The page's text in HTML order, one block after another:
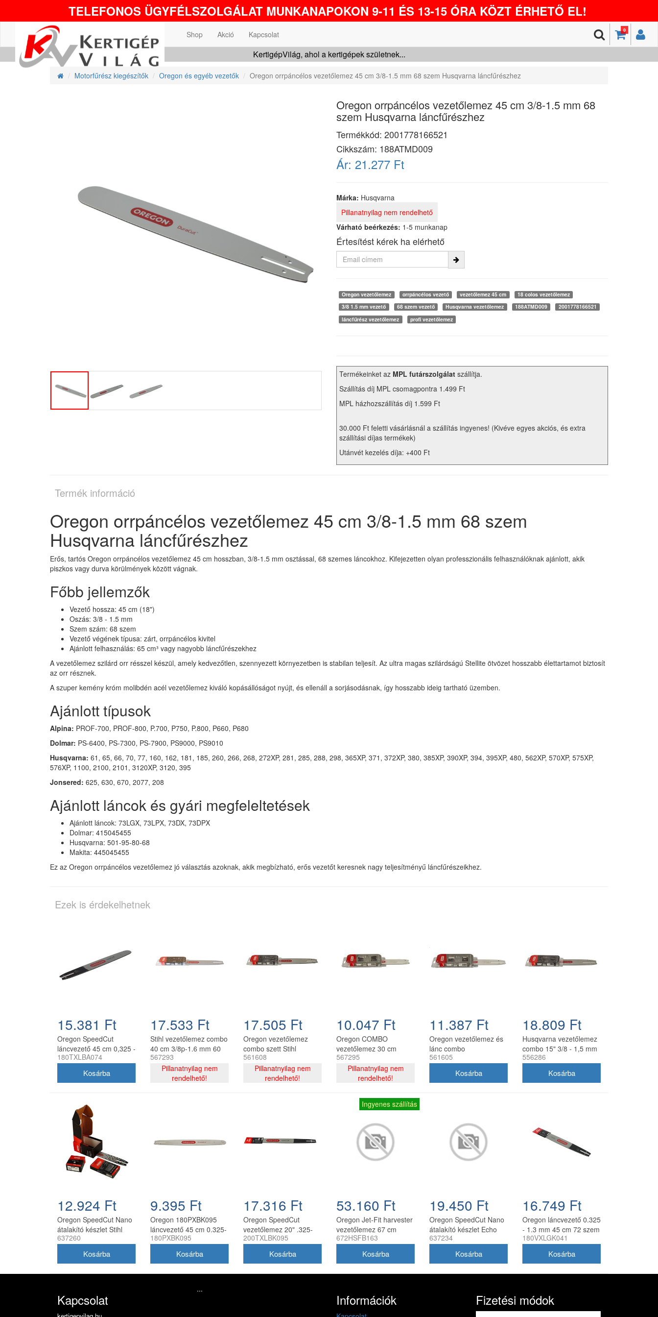
TELEFONOS ÜGYFÉLSZOLGÁLAT MUNKANAPOKON 9-11 ÉS 13-15 ÓRA KÖZT ÉRHETŐ EL!
0
Shop Akció Kapcsolat
KertigépVilág, ahol a kertigépek születnek...
Motorfűrész kiegészítők Oregon és egyéb vezetők Oregon orrpáncélos vezetőlemez 45 cm 3/8-1.5 mm 68 szem Husqvarna láncfűrészhez
Oregon orrpáncélos vezetőlemez 45 cm 3/8-1.5 mm 68
szem Husqvarna láncfűrészhez
Termékkód: 2001778166521
Cikkszám: 188ATMD009
Ár: 21.277 Ft
Márka: Husqvarna
Pillanatnyilag nem rendelhető
Várható beérkezés: 1-5 munkanap
Értesítést kérek ha elérhető
Oregon vezetőlemez orrpáncélos vezető vezetőlemez 45 cm
18 colos vezetőlemez
3/8 1.5 mm vezető
68 szem vezető Husqvarna vezetőlemez 188ATMD009
2001778166521
láncfűrész vezetőlemez
profi vezetőlemez
Termékeinket az MPL futárszolgálat szállítja.
Szállítás díj MPL csomagpontra 1.499 Ft
MPL házhozszállítás díj 1.599 Ft
30.000 Ft feletti vásárlásnál a szállítás ingyenes! (Kivéve egyes akciós, és extra
szállítási díjas termékek)
Utánvét kezelés díja: +400 Ft
Termék információ
Oregon orrpáncélos vezetőlemez 45 cm 3/8-1.5 mm 68 szem
Husqvarna láncfűrészhez
Erős, tartós Oregon orrpáncélos vezetőlemez 45 cm hosszban, 3/8-1.5 mm osztással, 68 szemes láncokhoz. Kifejezetten olyan professzionális felhasználóknak ajánlott, akik
piszkos vagy durva körülmények között vágnak.
Főbb jellemzők
Vezető hossza: 45 cm (18")
Oszás: 3/8 - 1.5 mm
Szem szám: 68 szem
Vezető végének típusa: zárt, orrpáncélos kivitel
Ajánlott felhasználás: 65 cm³ vagy nagyobb láncfűrészekhez
A vezetőlemez szilárd orr résszel készül, amely kedvezőtlen, szennyezett környezetben is stabilan teljesít. Az ultra magas szilárdságú Stellite ötvözet hosszabb élettartamot biztosít
az orr résznek.
A szuper kemény króm molibdén acél vezetőlemez kiváló kopásállóságot nyújt, és ellenáll a sorjásodásnak, így hosszabb ideig tartható üzemben.
Ajánlott típusok
Alpina: PROF-700, PROF-800, P.700, P750, P.800, P660, P680
Dolmar: PS-6400, PS-7300, PS-7900, PS9000, PS9010
Husqvarna: 61, 65, 66, 70, 77, 160, 162, 181, 185, 260, 266, 268, 272XP, 281, 285, 288, 298, 365XP, 371, 372XP, 380, 385XP, 390XP, 394, 395XP, 480, 562XP, 570XP, 575XP,
576XP, 1100, 2100, 2101, 3120XP, 3120, 395
Jonsered: 625, 630, 670, 2077, 208
Ajánlott láncok és gyári megfeleltetések
Ajánlott láncok: 73LGX, 73LPX, 73DX, 73DPX
Dolmar: 415045455
Husqvarna: 501-95-80-68
Makita: 445045455
Ez az Oregon orrpáncélos vezetőlemez jó választás azoknak, akik megbízható, erős vezetőt keresnek nagy teljesítményű láncfűrészeikhez.
Ezek is érdekelhetnek
15.381 Ft
Oregon SpeedCut
láncvezető 45 cm 0,325 -
1,3 mm 68 szem Stihl
180TXLBA074
17.533 Ft
Stihl vezetőlemez combo
40 cm 3/8p-1.6 mm 60
szemes lánccal, Oregon
75DPX060E, 2 db lánc
567293
Pillanatnyilag nem
rendelhető!
17.505 Ft
Oregon vezetőlemez
combo szett Stihl
láncfűrészhez 325 - 1,6
mm 40 cm 67 szemes
561608
Pillanatnyilag nem
rendelhető!
10.047 Ft
Oregon COMBO
vezetőlemez 30 cm
120SDEA074 + 2 db
91P044E lánc 3/8P 1.3
mm 44 szemes
567295
Pillanatnyilag nem
rendelhető!
11.387 Ft
Oregon vezetőlemez és
lánc combo
120SDEA041 30 cm 3/8
561605
18.809 Ft
Husqvarna vezetőlemez
combo 15" 3/8 - 1,5 mm
56 szemes 2 db Oregon
556286
12.924 Ft
Oregon SpeedCut Nano
átalakító készlet Stihl
MSA 161T 10" 325 1,1
637260
9.395 Ft
Oregon 180PXBK095
láncvezető 45 cm 0.325-
1.3 mm 72 szemes
180PXBK095
17.316 Ft
Oregon SpeedCut
vezetőlemez 20" .325-
1.3 mm 78 szem
láncfűrészhez
200TXLBK095
Ingyenes szállítás
53.160 Ft
Oregon Jet-Fit harvester
vezetőlemez 67 cm
0.404 - 2.0 mm
672HSFB163
19.450 Ft
Oregon SpeedCut Nano
átalakító készlet Echo
CCS-58V láncfűrészhez
637234
16.749 Ft
Oregon láncvezető 0.325
- 1.3 mm 45 cm 72 szem
Husqvarna fűrészekhez
180VXLGK041
Kapcsolat
...
Információk Fizetési módok